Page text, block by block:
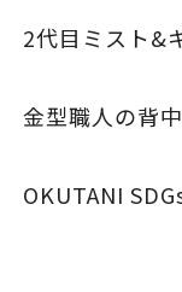
2代目ミスト&
金型職人の背中
OKUTANI